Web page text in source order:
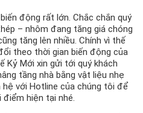
động rất lớn. Chắc chắn quý
– nhôm đang tăng giá chóng
tăng lên nhiều. Chính vì thế
theo thời gian biến động của
Kỷ Mới xin gửi tới quý khách
tầng nhà bằng vật liệu nhẹ
hệ với Hotline của chúng tôi để
hiện tại nhé.